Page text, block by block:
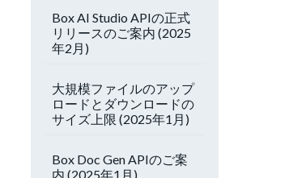
Box AI Studio APIの正式
リリースのご案内 (2025
年2月)
大規模ファイルのアップ
ロードとダウンロードの
サイズ上限 (2025年1月)
Box Doc Gen APIのご案
内 (2025年1月)